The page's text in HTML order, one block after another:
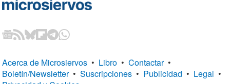
Acerca de Microsiervos • Libro • Contactar •
Boletín/Newsletter • Suscripciones • Publicidad • Legal •